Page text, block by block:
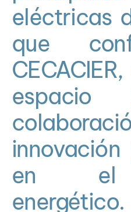
eléctricas
que
espacio
en el